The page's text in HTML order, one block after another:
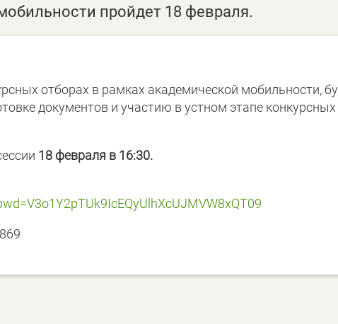
пройдет 18 февраля.
отборах в рамках академической мобильности,
документов и участию в устном этапе конкурсных
18 февраля в 16:30.
V3o1Y2pTUk9IcEQyUlhXcUJMVW8xQT09